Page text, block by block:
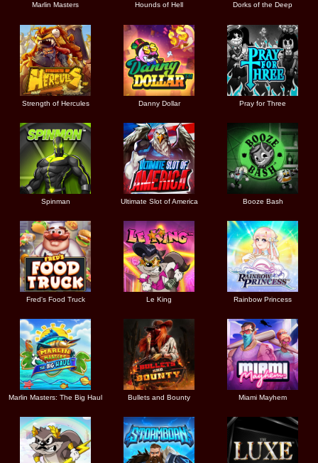
Marlin Masters Hounds of Hell Dorks of the Deep
Strength of Hercules Danny Dollar Pray for Three
Spinman Ultimate Slot of America Booze Bash
Fred's Food Truck Le King Rainbow Princess
Marlin Masters: The Big Haul Bullets and Bounty Miami Mayhem